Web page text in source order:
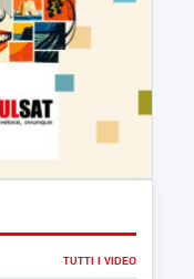
TUTTI I VIDEO